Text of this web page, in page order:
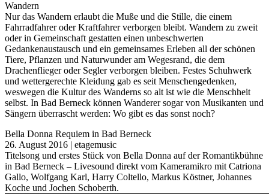
Wandern
Nur das Wandern erlaubt die Muße und die Stille, die einem
Fahrradfahrer oder Kraftfahrer verborgen bleibt. Wandern zu zweit
oder in Gemeinschaft gestatten einen unbeschwerten
Gedankenaustausch und ein gemeinsames Erleben all der schönen
Tiere, Pflanzen und Naturwunder am Wegesrand, die dem
Drachenflieger oder Segler verborgen bleiben. Festes Schuhwerk
und wettergerechte Kleidung gab es seit Menschengedenken,
weswegen die Kultur des Wanderns so alt ist wie die Menschheit
selbst. In Bad Berneck können Wanderer sogar von Musikanten und
Sängern überrascht werden: Wo gibt es das sonst noch?
Bella Donna Requiem in Bad Berneck
26. August 2016 | etagemusic
Titelsong und erstes Stück von Bella Donna auf der Romantikbühne
in Bad Berneck – Livesound direkt vom Kameramikro mit Catriona
Gallo, Wolfgang Karl, Harry Coltello, Markus Köstner, Johannes
Koche und Jochen Schoberth.